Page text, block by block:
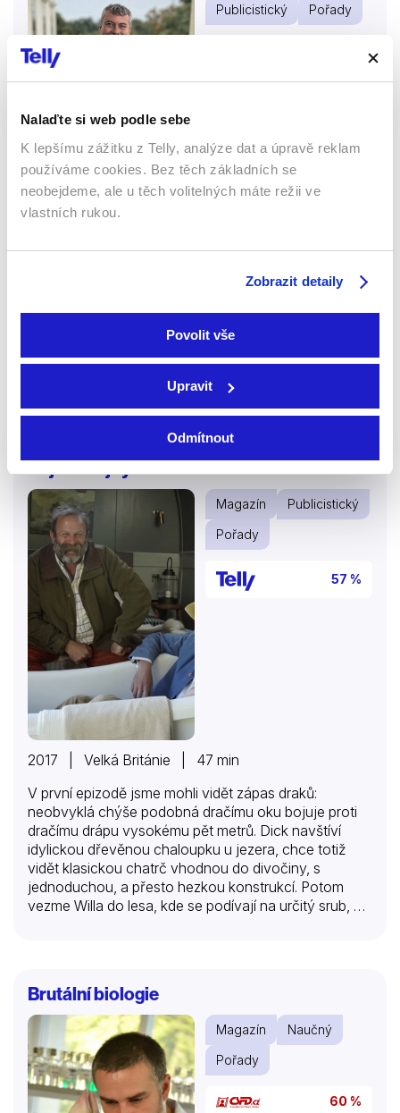
Nalaďte si web podle sebe
K lepšímu zážitku z Telly, analýze dat a úpravě reklam
používáme cookies. Bez těch základních se
neobejdeme, ale u těch volitelných máte režii ve
vlastních rukou.
Zobrazit detaily
Povolit vše
Upravit
Odmítnout
Publicistický
Pořady
si dokázali vypěstovat vlastní úrodu zeleniny, ovoce a
návštěvy do krásných zahrad, které potěší oko i duši.
A plody naší práce proměníme v kuchyni v úžasné
Nejen chajdy drnové
Magazín
Publicistický
Pořady
57 %
2017 | Velká Británie | 47 min
V první epizodě jsme mohli vidět zápas draků:
neobvyklá chýše podobná dračímu oku bojuje proti
dračímu drápu vysokému pět metrů. Dick navštíví
idylickou dřevěnou chaloupku u jezera, chce totiž
vidět klasickou chatrč vhodnou do divočiny, s
jednoduchou, a přesto hezkou konstrukcí. Potom
vezme Willa do lesa, kde se podívají na určitý srub, u
svoje návrhy a doufají, že se dostanou do velkého
finále, kde se mohou pokusit o dosažení prvenství a
získání titulu Nejlepší chata… V třetím pokračování
tohoto týdne se prastará lidová tradice setká s
moderní technologií. Předvedeme…
Brutální biologie
Magazín
Naučný
Pořady
60 %